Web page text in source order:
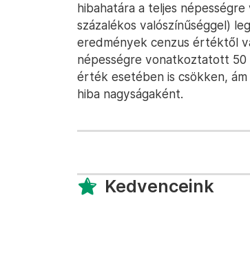
hibahatára a teljes
százalékos valószínűséggel)
eredmények cenzus értéktől
népességre vonatkoztatott 50
érték esetében is csökken,
hiba nagyságaként.
Kedvenceink